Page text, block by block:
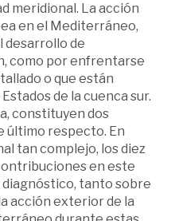
meridional. La acción
en el Mediterráneo,
desarrollo de
como por enfrentarse
o que están
de la cuenca sur.
constituyen dos
último respecto. En
tan complejo, los diez
en este
tanto sobre
acción exterior de la